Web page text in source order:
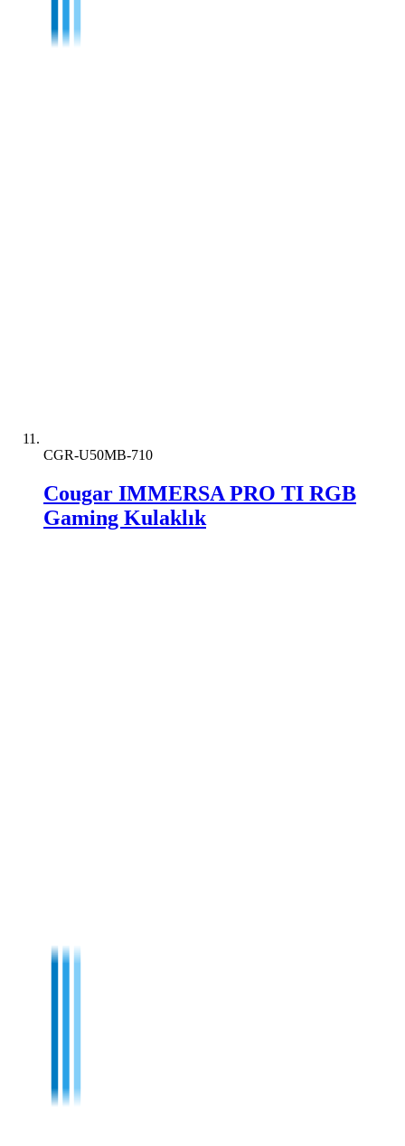
CGR-U50MB-710
Cougar IMMERSA PRO TI RGB
Gaming Kulaklık